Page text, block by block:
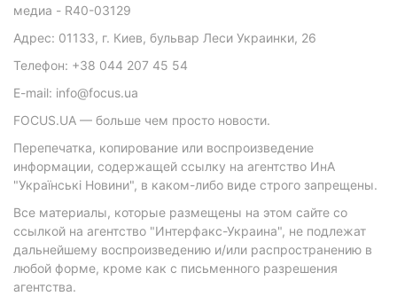
медиа - R40-03129
Адрес: 01133, г. Киев, бульвар Леси Украинки, 26
Телефон: +38 044 207 45 54
E-mail: info@focus.ua
FOCUS.UA — больше чем просто новости.
Перепечатка, копирование или воспроизведение
информации, содержащей ссылку на агентство ИнА
"Українські Новини", в каком-либо виде строго запрещены.
Все материалы, которые размещены на этом сайте со
ссылкой на агентство "Интерфакс-Украина", не подлежат
дальнейшему воспроизведению и/или распространению в
любой форме, кроме как с письменного разрешения
агентства.